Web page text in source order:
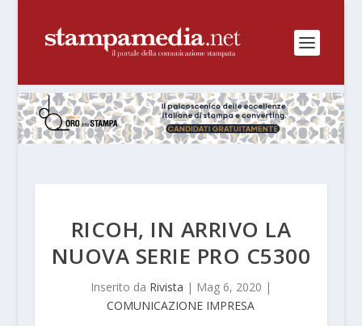
RICOH, IN ARRIVO LA
NUOVA SERIE PRO C5300
Inserito da Rivista | Mag 6, 2020 |
COMUNICAZIONE IMPRESA